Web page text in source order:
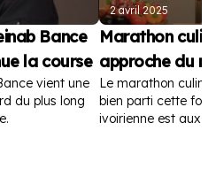
Bance
la course
vient une
du plus long
2 avril 2025
Marathon
approche du
Le marathon
bien parti cette
ivoirienne est aux